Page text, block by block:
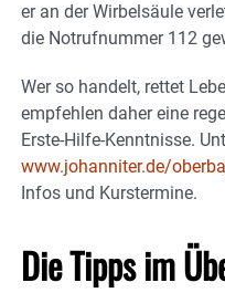
er an der Wirbelsäule
die Notrufnummer 112
Wer so handelt, rettet
empfehlen daher eine
Erste-Hilfe-Kenntnisse.
www.johanniter.de/
Infos und Kurstermine.
Die Tipps im